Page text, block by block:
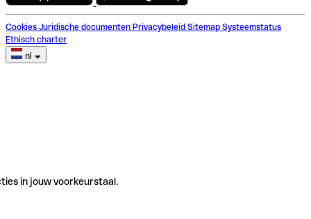
Cookies Juridische documenten Privacybeleid Sitemap Systeemstatus
Ethisch charter
nl
in jouw voorkeurstaal.